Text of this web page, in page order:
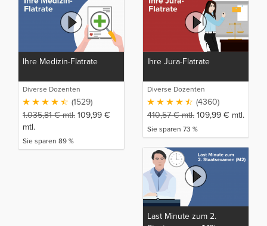
Ihre Medizin-Flatrate
Diverse Dozenten
(1529)
1.035,81€mtl. 109,99 €
mtl.
Sie sparen 89 %
Ihre Jura-Flatrate
Diverse Dozenten
(4360)
410,57€mtl. 109,99 € mtl.
Sie sparen 73 %
Last Minute zum 2.